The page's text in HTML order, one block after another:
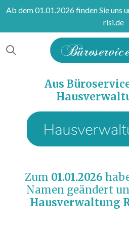
Zum
springen
Ab dem 01.01.2026 finden Sie uns
risi.de
Aus
Zum 01.01.2026
Namen geändert
Hausverwaltung